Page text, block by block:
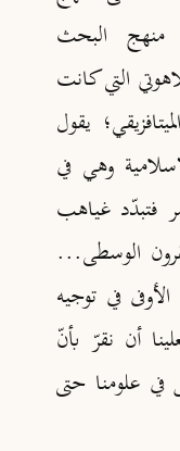
منهج البحث
التي كانت
؛ يقول
وهي في
فتبدّد غياهب
الوسطى...
في توجيه
أن نقرّ بأنّ
في علومنا حتى